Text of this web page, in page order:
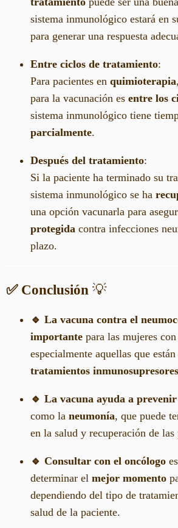
sistema inmunológico estará en
para generar una respuesta
Entre ciclos de tratamiento:
Para pacientes en quimioterapia
para la vacunación es entre los
sistema inmunológico tiene
parcialmente.
Después del tratamiento:
Si la paciente ha terminado su
sistema inmunológico se ha
una opción vacunarla para
protegida contra infecciones
plazo.
✅ Conclusión 💡
🔹 La vacuna contra el
importante para las mujeres
especialmente aquellas que
tratamientos inmunosupresores
🔹 La vacuna ayuda a
como la neumonía, que puede
en la salud y recuperación de las
🔹 Consultar con el oncólogo
determinar el mejor momento
dependiendo del tipo de
salud de la paciente.